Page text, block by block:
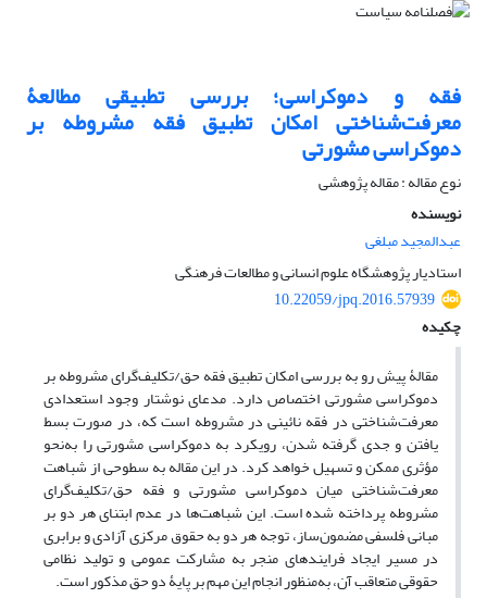
فقه و دموکراسی؛ بررسی تطبیقی مطالعۀ
معرفت‌شناختی امکان تطبیق فقه مشروطه بر
دموکراسی مشورتی
نوع مقاله : مقاله پژوهشی
نویسنده
عبدالمجید مبلغی
استادیار پژوهشگاه علوم انسانی و مطالعات فرهنگی
10.22059/jpq.2016.57939
چکیده
مقالۀ پیش رو به بررسی امکان تطبیق فقه حق/تکلیف‌گرای مشروطه بر
دموکراسی مشورتی اختصاص دارد. مدعای نوشتار وجود استعدادی
معرفت‌شناختی در فقه نائینی در مشروطه است که، در صورت بسط
یافتن و جدی گرفته شدن، رویکرد به دموکراسی مشورتی را به‌نحو
مؤثری ممکن و تسهیل خواهد کرد. در این مقاله به سطوحی از شباهت
معرفت‌شناختی میان دموکراسی مشورتی و فقه حق/تکلیف‌گرای
مشروطه پرداخته شده است. این شباهت‌ها در عدم ابتنای هر دو بر
مبانی فلسفی مضمون‌ساز، توجه هر دو به حقوق مرکزی آزادی و برابری
در مسیر ایجاد فرایندهای منجر به مشارکت عمومی و تولید نظامی
حقوقی متعاقب آن، به‌منظور انجام این مهم بر پایۀ دو حق مذکور است.